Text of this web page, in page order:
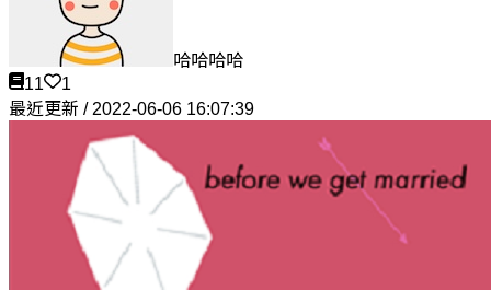
哈哈哈哈
11
1
最近更新 / 2022-06-06 16:07:39